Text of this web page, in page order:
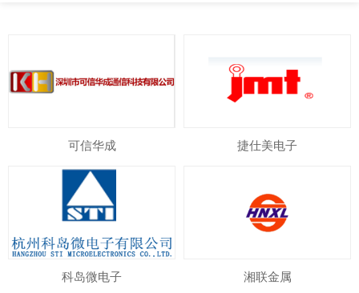
可信华成 捷仕美电子
科岛微电子 湘联金属